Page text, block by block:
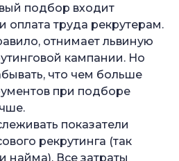
подбор входит
оплата труда рекрутерам.
отнимает львиную
кампании. Но
что чем больше
при подборе
показатели
рекрутинга (так
найма). Все затраты